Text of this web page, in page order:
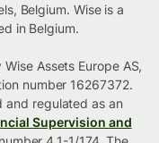
Belgium. Wise is a
in Belgium.
Assets Europe AS,
number 16267372.
and regulated as an
Supervision and